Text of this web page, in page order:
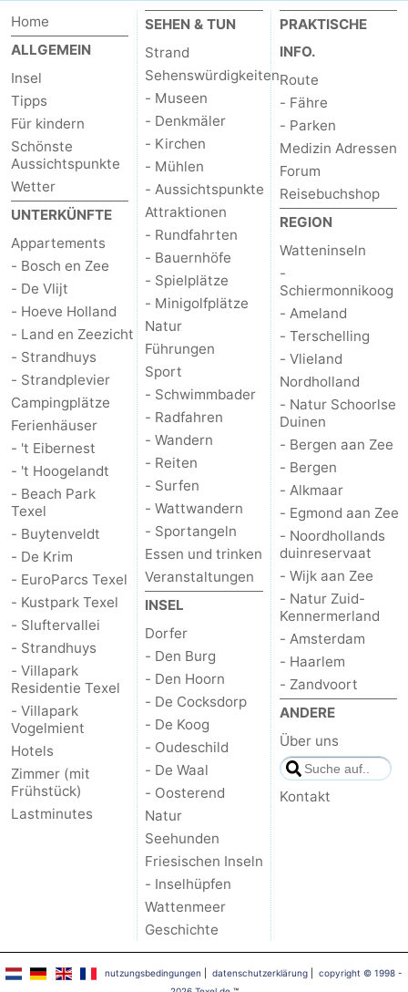
Home
ALLGEMEIN
Insel
Tipps
Für kindern
Schönste
Aussichtspunkte
Wetter
UNTERKÜNFTE
Appartements
- Bosch en Zee
- De Vlijt
- Hoeve Holland
- Land en Zeezicht
- Strandhuys
- Strandplevier
Campingplätze
Ferienhäuser
- 't Eibernest
- 't Hoogelandt
- Beach Park
Texel
- Buytenveldt
- De Krim
- EuroParcs Texel
- Kustpark Texel
- Sluftervallei
- Strandhuys
- Villapark
Residentie Texel
- Villapark
Vogelmient
Hotels
Zimmer (mit
Frühstück)
Lastminutes
SEHEN & TUN
Strand
Sehenswürdigkeiten
- Museen
- Denkmäler
- Kirchen
- Mühlen
- Aussichtspunkte
Attraktionen
- Rundfahrten
- Bauernhöfe
- Spielplätze
- Minigolfplätze
Natur
Führungen
Sport
- Schwimmbader
- Radfahren
- Wandern
- Reiten
- Surfen
- Wattwandern
- Sportangeln
Essen und trinken
Veranstaltungen
INSEL
Dorfer
- Den Burg
- Den Hoorn
- De Cocksdorp
- De Koog
- Oudeschild
- De Waal
- Oosterend
Natur
Seehunden
Friesischen Inseln
- Inselhüpfen
Wattenmeer
Geschichte
PRAKTISCHE
INFO.
Route
- Fähre
- Parken
Medizin Adressen
Forum
Reisebuchshop
REGION
Watteninseln
-
Schiermonnikoog
- Ameland
- Terschelling
- Vlieland
Nordholland
- Natur Schoorlse
Duinen
- Bergen aan Zee
- Bergen
- Alkmaar
- Egmond aan Zee
- Noordhollands
duinreservaat
- Wijk aan Zee
- Natur Zuid-
Kennermerland
- Amsterdam
- Haarlem
- Zandvoort
ANDERE
Über uns
Kontakt
nutzungsbedingungen datenschutzerklärung| copyright © 1998 -